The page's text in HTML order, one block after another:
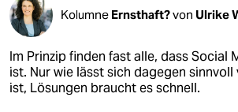
Kolumne Ernsthaft?von Ulrike
Im Prinzip finden fast alle, dass Social
ist. Nur wie lässt sich dagegen sinnvoll
ist, Lösungen braucht es schnell.